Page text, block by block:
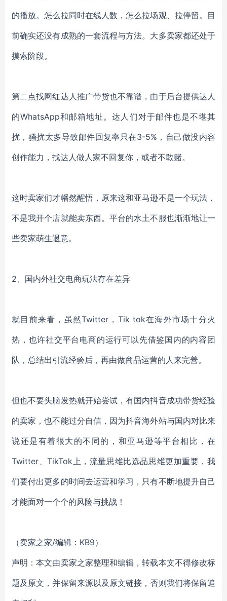
的播放。怎么拉同时在线人数，怎么拉场观、拉停留。目
前确实还没有成熟的一套流程与方法。大多卖家都还处于
摸索阶段。
第二点找网红达人推广带货也不靠谱，由于后台提供达人
的WhatsApp和邮箱地址。达人们对于邮件也是不堪其
扰，骚扰太多导致邮件回复率只在3-5%，自己做没内容
创作能力，找达人做人家不回复你，或者不敢赌。
这时卖家们才幡然醒悟，原来这和亚马逊不是一个玩法，
不是我开个店就能卖东西。平台的水土不服也渐渐地让一
些卖家萌生退意。
2、 国内外社交电商玩法存在差异
就目前来看，虽然Twitter，Tik tok在海外市场十分火
热，也许社交平台电商的运行可以先借鉴国内的内容团
队，总结出引流经验后，再由做商品运营的人来完善。
但也不要头脑发热就开始尝试，有国内抖音成功带货经验
的卖家，也不能过分自信，因为抖音海外站与国内对比来
说还是有着很大的不同的，和亚马逊等平台相比，在
Twitter、TikTok上，流量思维比选品思维更加重要，我
们要付出更多的时间去运营和学习，只有不断地提升自己
才能面对一个个的风险与挑战！
（卖家之家/编辑：KB9）
声明：本文由卖家之家整理和编辑，转载本文不得修改标
题及原文，并保留来源以及原文链接，否则我们将保留追